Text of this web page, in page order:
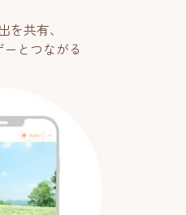
を共有、
とつながる